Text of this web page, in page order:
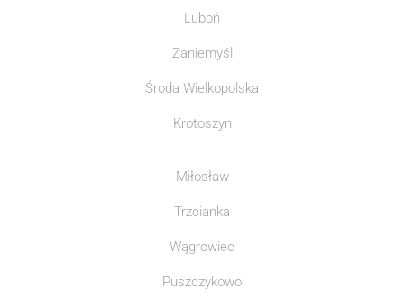
Luboń
Zaniemyśl
Środa Wielkopolska
Krotoszyn
Miłosław
Trzcianka
Wągrowiec
Puszczykowo